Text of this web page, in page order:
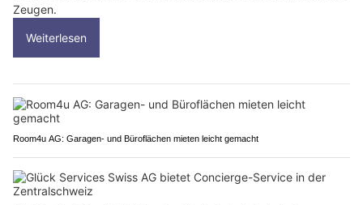
Zeugen.
Weiterlesen
Room4u AG: Garagen- und Büroflächen mieten leicht gemacht